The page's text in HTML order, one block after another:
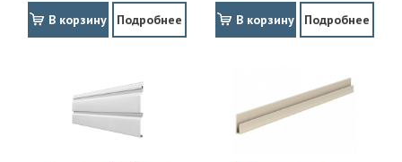
В корзину Подробнее В корзину Подробнее